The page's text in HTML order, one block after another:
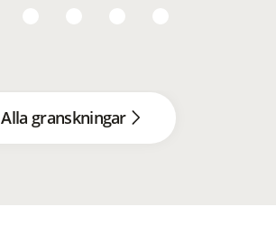
Alla granskningar